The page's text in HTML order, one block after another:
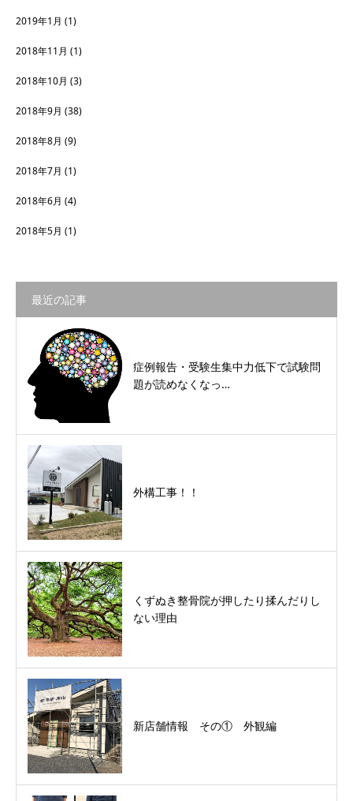
2019年1月 (1)
2018年11月 (1)
2018年10月 (3)
2018年9月 (38)
2018年8月 (9)
2018年7月 (1)
2018年6月 (4)
2018年5月 (1)
最近の記事
症例報告・受験生集中力低下で試験問
題が読めなくなっ…
外構工事！！
くずぬき整骨院が押したり揉んだりし
ない理由
新店舗情報 その① 外観編